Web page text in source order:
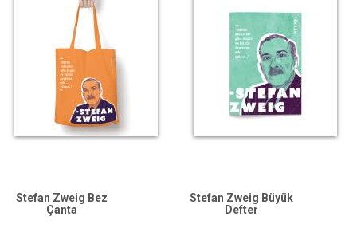
Stefan Zweig Bez
Çanta
Stefan Zweig Büyük
Defter